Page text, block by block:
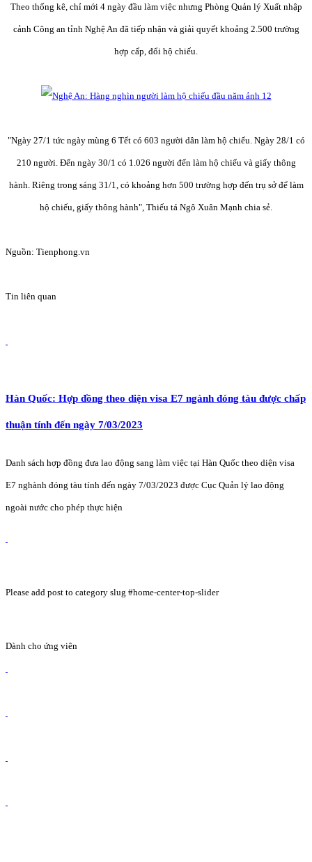
Theo thống kê, chỉ mới 4 ngày đầu làm việc nhưng Phòng Quản lý Xuất nhập
cảnh Công an tỉnh Nghệ An đã tiếp nhận và giải quyết khoảng 2.500 trường
hợp cấp, đổi hộ chiếu.
"Ngày 27/1 tức ngày mùng 6 Tết có 603 người dân làm hộ chiếu. Ngày 28/1 có
210 người. Đến ngày 30/1 có 1.026 người đến làm hộ chiếu và giấy thông
hành. Riêng trong sáng 31/1, có khoảng hơn 500 trường hợp đến trụ sở để làm
hộ chiếu, giấy thông hành", Thiếu tá Ngô Xuân Mạnh chia sẻ.
Nguồn: Tienphong.vn
Tin liên quan
Hàn Quốc: Hợp đồng theo diện visa E7 ngành đóng tàu được chấp
thuận tính đến ngày 7/03/2023
Danh sách hợp đồng đưa lao động sang làm việc tại Hàn Quốc theo diện visa
E7 nghành đóng tàu tính đến ngày 7/03/2023 được Cục Quản lý lao động
ngoài nước cho phép thực hiện
Please add post to category slug #home-center-top-slider
Dành cho ứng viên